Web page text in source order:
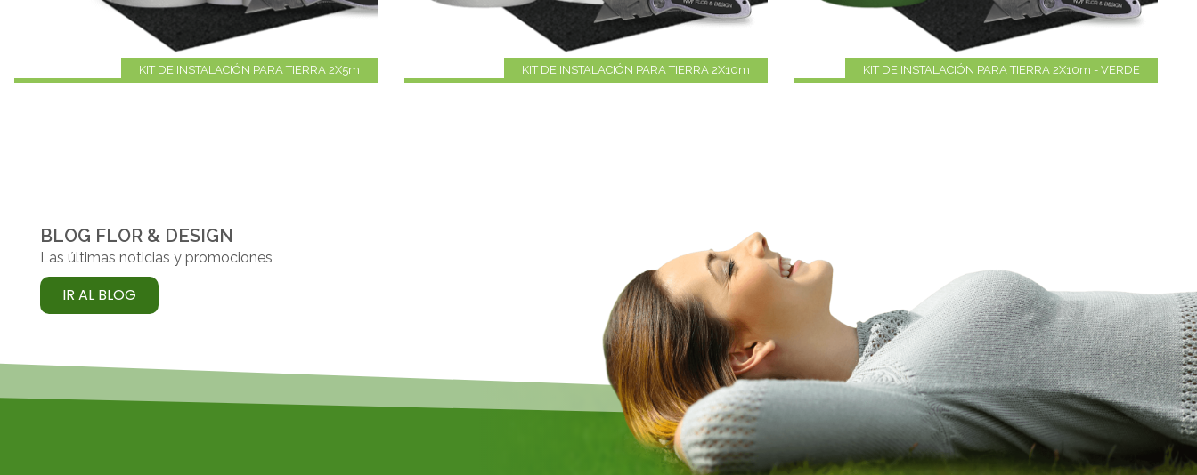
KIT DE INSTALACIÓN PARA TIERRA 2X5m KIT DE INSTALACIÓN PARA TIERRA 2X10m KIT DE INSTALACIÓN PARA TIERRA 2X10m - VERDE
BLOG FLOR & DESIGN
Las últimas noticias y promociones
IR AL BLOG